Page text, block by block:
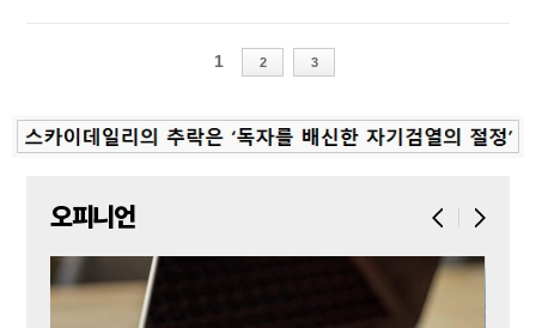
밟고 있다.업계 관계자는 "본인 의사에 따라 사
측과 합의 아래 퇴사하는 것으로 안다"고 말했
전망된다.IT 업계...
1 2 3
오피니언